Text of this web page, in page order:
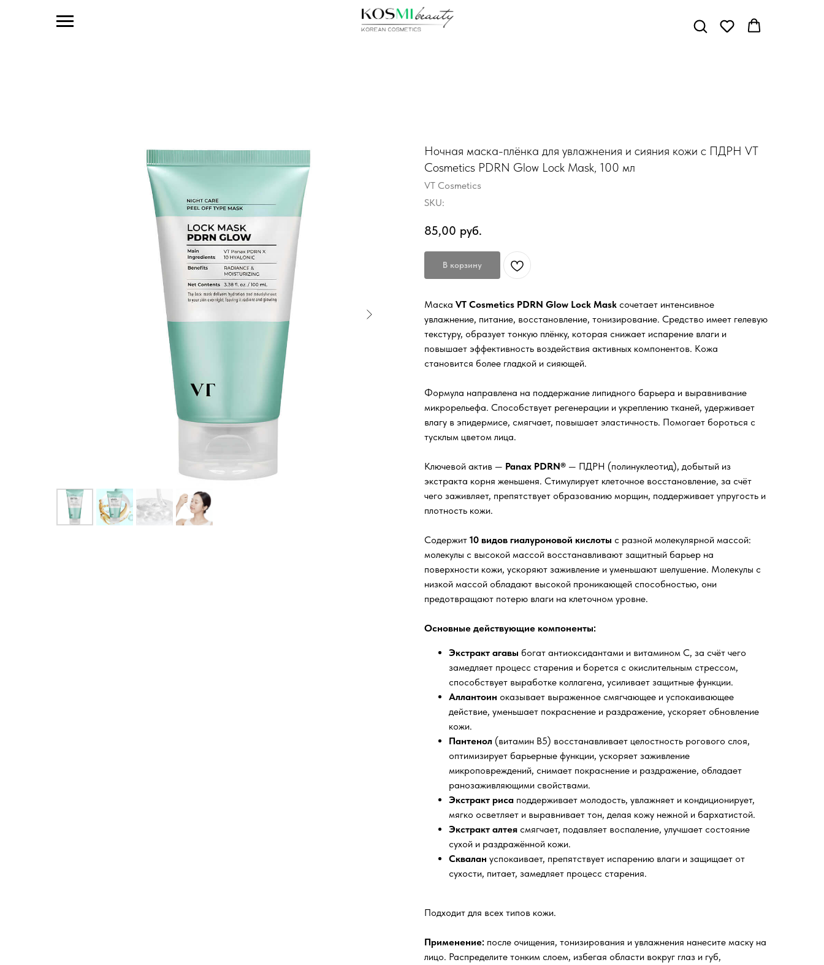
Ночная маска-плёнка для увлажнения и сияния кожи с ПДРН VT
Cosmetics PDRN Glow Lock Mask, 100 мл
VT Cosmetics
SKU:
85,00 руб.
В корзину
Маска VT Cosmetics PDRN Glow Lock Mask сочетает интенсивное
увлажнение, питание, восстановление, тонизирование. Средство имеет гелевую
текстуру, образует тонкую плёнку, которая снижает испарение влаги и
повышает эффективность воздействия активных компонентов. Кожа
становится более гладкой и сияющей.
Формула направлена на поддержание липидного барьера и выравнивание
микрорельефа. Способствует регенерации и укреплению тканей, удерживает
влагу в эпидермисе, смягчает, повышает эластичность. Помогает бороться с
тусклым цветом лица.
Ключевой актив — Panax PDRN® — ПДРН (полинуклеотид), добытый из
экстракта корня женьшеня. Стимулирует клеточное восстановление, за счёт
чего заживляет, препятствует образованию морщин, поддерживает упругость и
плотность кожи.
Содержит 10 видов гиалуроновой кислоты с разной молекулярной массой:
молекулы с высокой массой восстанавливают защитный барьер на
поверхности кожи, ускоряют заживление и уменьшают шелушение. Молекулы с
низкой массой обладают высокой проникающей способностью, они
предотвращают потерю влаги на клеточном уровне.
Основные действующие компоненты:
Экстракт агавы богат антиоксидантами и витамином C, за счёт чего
замедляет процесс старения и борется с окислительным стрессом,
способствует выработке коллагена, усиливает защитные функции.
Аллантоин оказывает выраженное смягчающее и успокаивающее
действие, уменьшает покраснение и раздражение, ускоряет обновление
кожи.
Пантенол (витамин В5) восстанавливает целостность рогового слоя,
оптимизирует барьерные функции, ускоряет заживление
микроповреждений, снимает покраснение и раздражение, обладает
ранозаживляющими свойствами.
Экстракт риса поддерживает молодость, увлажняет и кондиционирует,
мягко осветляет и выравнивает тон, делая кожу нежной и бархатистой.
Экстракт алтея смягчает, подавляет воспаление, улучшает состояние
сухой и раздражённой кожи.
Сквалан успокаивает, препятствует испарению влаги и защищает от
сухости, питает, замедляет процесс старения.
Подходит для всех типов кожи.
Применение: после очищения, тонизирования и увлажнения нанесите маску на
лицо. Распределите тонким слоем, избегая области вокруг глаз и губ,